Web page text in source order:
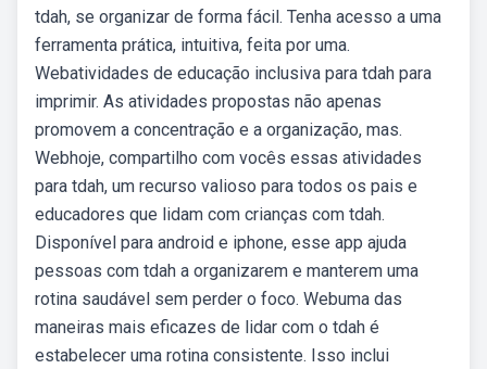
tdah, se organizar de forma fácil. Tenha acesso a uma
ferramenta prática, intuitiva, feita por uma.
Webatividades de educação inclusiva para tdah para
imprimir. As atividades propostas não apenas
promovem a concentração e a organização, mas.
Webhoje, compartilho com vocês essas atividades
para tdah, um recurso valioso para todos os pais e
educadores que lidam com crianças com tdah.
Disponível para android e iphone, esse app ajuda
pessoas com tdah a organizarem e manterem uma
rotina saudável sem perder o foco. Webuma das
maneiras mais eficazes de lidar com o tdah é
estabelecer uma rotina consistente. Isso inclui